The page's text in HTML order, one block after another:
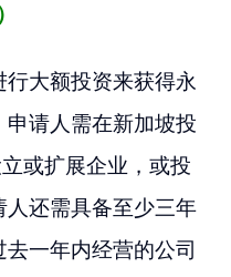
大额投资来获得永
请人需在新加坡投
或扩展企业，或投
还需具备至少三年
一年内经营的公司